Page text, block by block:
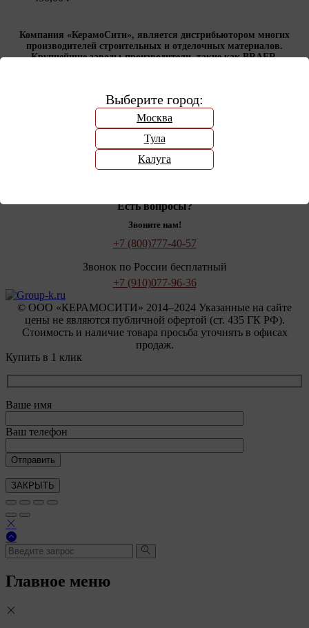
Компания «КерамоСити», является дистрибьютором многих
производителей строительных и отделочных материалов.
Крупнейшие заводы-производители, такие как BRAER,
Сертификаты
Есть вопросы?
Звоните нам!
+7 (800)777-40-57
Звонок по России бесплатный
+7 (910)077-96-36
© OOO «КЕРАМОСИТИ» 2014–2024 Указанные на сайте
цены не являются публичной офертой (ст. 435 ГК РФ).
Стоимость и наличие товара просьба уточнять в офисах
продаж.
Выберите город:
Москва
Тула
Калуга
Купить в 1 клик
Ваше имя
Ваш телефон
ЗАКРЫТЬ
Главное меню